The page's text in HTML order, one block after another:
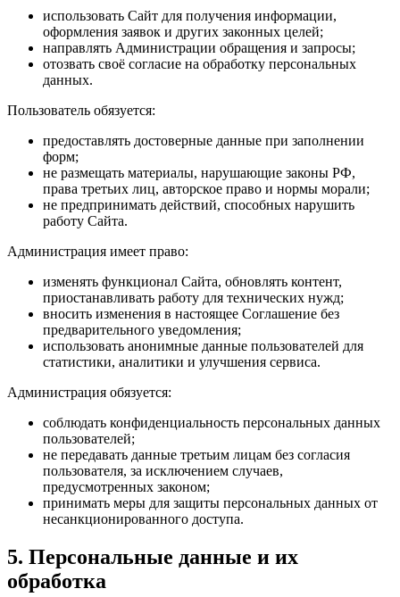
использовать Сайт для получения информации,
оформления заявок и других законных целей;
направлять Администрации обращения и запросы;
отозвать своё согласие на обработку персональных
данных.
Пользователь обязуется:
предоставлять достоверные данные при заполнении
форм;
не размещать материалы, нарушающие законы РФ,
права третьих лиц, авторское право и нормы морали;
не предпринимать действий, способных нарушить
работу Сайта.
Администрация имеет право:
изменять функционал Сайта, обновлять контент,
приостанавливать работу для технических нужд;
вносить изменения в настоящее Соглашение без
предварительного уведомления;
использовать анонимные данные пользователей для
статистики, аналитики и улучшения сервиса.
Администрация обязуется:
соблюдать конфиденциальность персональных данных
пользователей;
не передавать данные третьим лицам без согласия
пользователя, за исключением случаев,
предусмотренных законом;
принимать меры для защиты персональных данных от
несанкционированного доступа.
5. Персональные данные и их
обработка